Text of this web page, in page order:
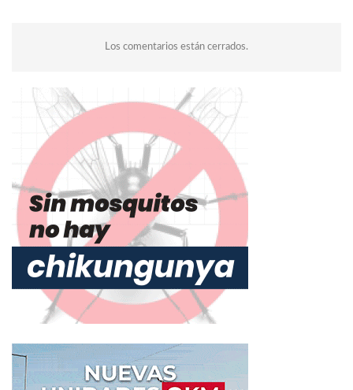
Los comentarios están cerrados.